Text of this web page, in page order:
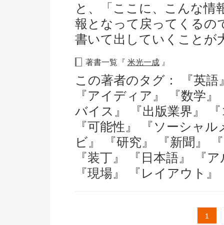
と、「ここに、こんな情
報となって戻ってくるの
書いて出していくことが
著書一覧『 米光一成』
この著者のタグ：
『英
『アイディア』
『数学』
バイス』
『出版業界』
『可能性』
『ソーシャ
ビ』
『研究』 『新聞』
『装丁』
『日本語』
『
『現場』
『レイアウト』
1